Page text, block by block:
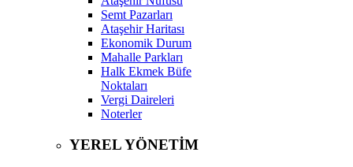
Semt Pazarları
Ataşehir Haritası
Ekonomik Durum
Mahalle Parkları
Halk Ekmek Büfe
Noktaları
Vergi Daireleri
Noterler
YEREL YÖNETİM